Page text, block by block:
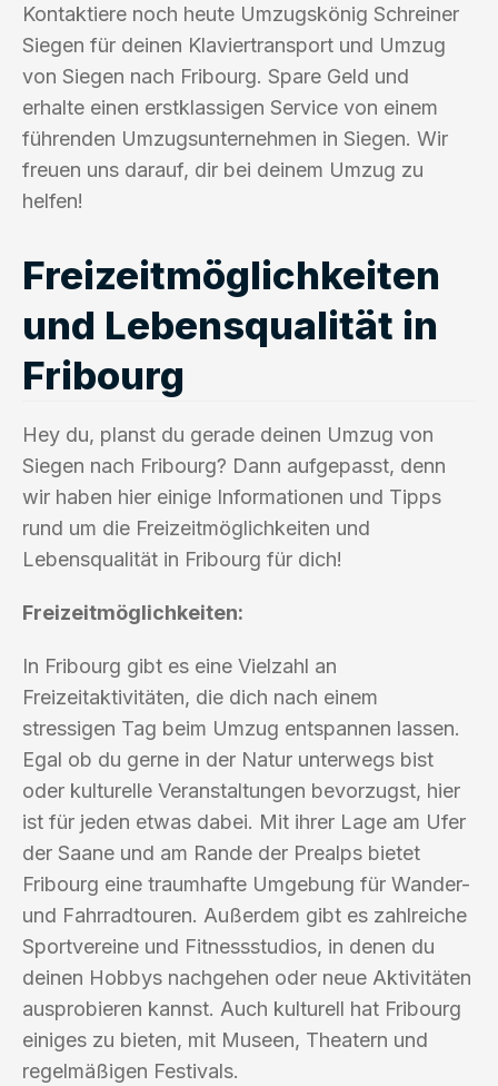
Kontaktiere noch heute Umzugskönig Schreiner
Siegen für deinen Klaviertransport und Umzug
von Siegen nach Fribourg. Spare Geld und
erhalte einen erstklassigen Service von einem
führenden Umzugsunternehmen in Siegen. Wir
freuen uns darauf, dir bei deinem Umzug zu
helfen!
Freizeitmöglichkeiten
und Lebensqualität in
Fribourg
Hey du, planst du gerade deinen Umzug von
Siegen nach Fribourg? Dann aufgepasst, denn
wir haben hier einige Informationen und Tipps
rund um die Freizeitmöglichkeiten und
Lebensqualität in Fribourg für dich!
Freizeitmöglichkeiten:
In Fribourg gibt es eine Vielzahl an
Freizeitaktivitäten, die dich nach einem
stressigen Tag beim Umzug entspannen lassen.
Egal ob du gerne in der Natur unterwegs bist
oder kulturelle Veranstaltungen bevorzugst, hier
ist für jeden etwas dabei. Mit ihrer Lage am Ufer
der Saane und am Rande der Prealps bietet
Fribourg eine traumhafte Umgebung für Wander-
und Fahrradtouren. Außerdem gibt es zahlreiche
Sportvereine und Fitnessstudios, in denen du
deinen Hobbys nachgehen oder neue Aktivitäten
ausprobieren kannst. Auch kulturell hat Fribourg
einiges zu bieten, mit Museen, Theatern und
regelmäßigen Festivals.